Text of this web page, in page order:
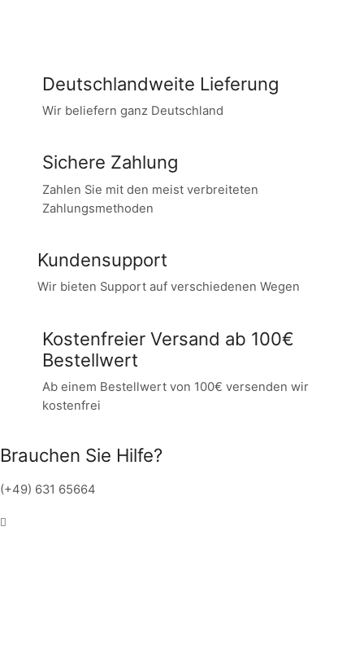
Deutschlandweite Lieferung
Wir beliefern ganz Deutschland
Sichere Zahlung
Zahlen Sie mit den meist verbreiteten
Zahlungsmethoden
Kundensupport
Wir bieten Support auf verschiedenen Wegen
Kostenfreier Versand ab 100€
Bestellwert
Ab einem Bestellwert von 100€ versenden wir
kostenfrei
Brauchen Sie Hilfe?
(+49) 631 65664